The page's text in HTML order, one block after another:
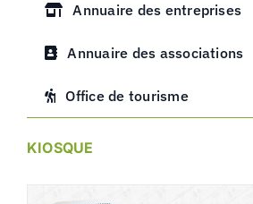
Annuaire des entreprises
Annuaire des associations
Office de tourisme
KIOSQUE